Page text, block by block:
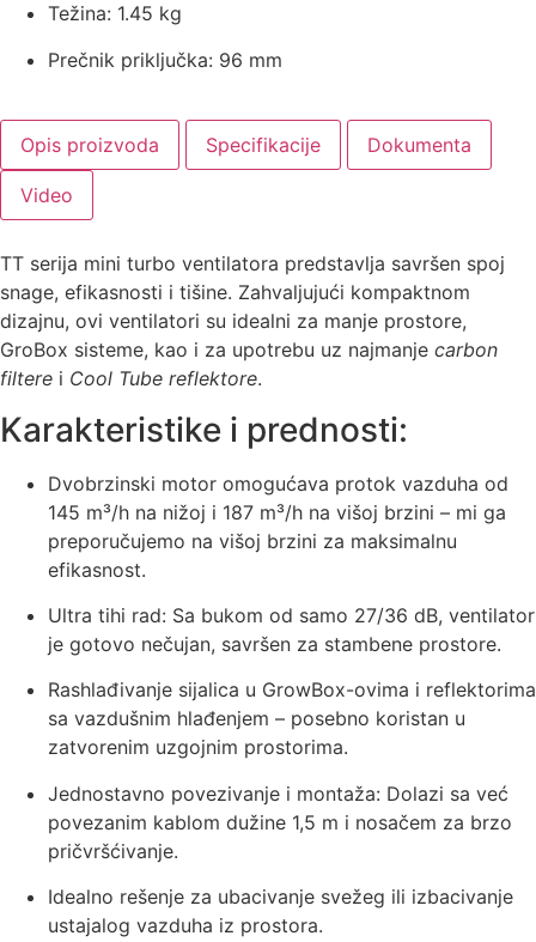
Težina: 1.45 kg
Prečnik priključka: 96 mm
Opis proizvoda Specifikacije Dokumenta
Video
TT serija mini turbo ventilatora predstavlja savršen spoj
snage, efikasnosti i tišine. Zahvaljujući kompaktnom
dizajnu, ovi ventilatori su idealni za manje prostore,
GroBox sisteme, kao i za upotrebu uz najmanje carbon
filtere i Cool Tube reflektore.
Karakteristike i prednosti:
Dvobrzinski motor omogućava protok vazduha od
145 m³/h na nižoj i 187 m³/h na višoj brzini – mi ga
preporučujemo na višoj brzini za maksimalnu
efikasnost.
Ultra tihi rad: Sa bukom od samo 27/36 dB, ventilator
je gotovo nečujan, savršen za stambene prostore.
Rashlađivanje sijalica u GrowBox-ovima i reflektorima
sa vazdušnim hlađenjem – posebno koristan u
zatvorenim uzgojnim prostorima.
Jednostavno povezivanje i montaža: Dolazi sa već
povezanim kablom dužine 1,5 m i nosačem za brzo
pričvršćivanje.
Idealno rešenje za ubacivanje svežeg ili izbacivanje
ustajalog vazduha iz prostora.